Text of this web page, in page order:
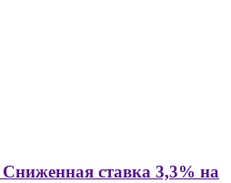
ставка 3,3% на